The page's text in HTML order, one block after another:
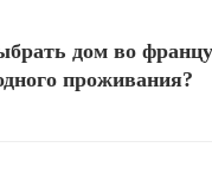
дом во
проживания?